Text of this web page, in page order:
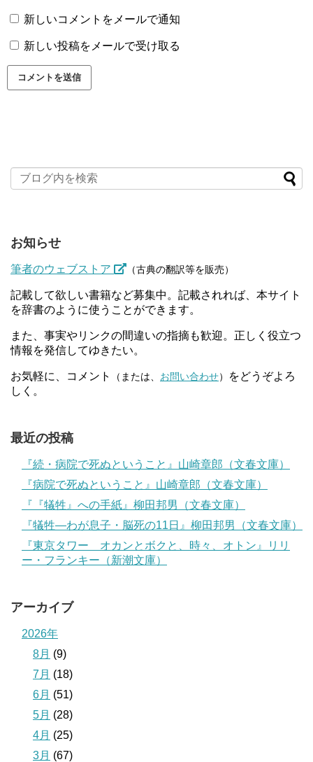
新しいコメントをメールで通知
新しい投稿をメールで受け取る
お知らせ
筆者のウェブストア （古典の翻訳等を販売）
記載して欲しい書籍など募集中。記載されれば、本サイト
を辞書のように使うことができます。
また、事実やリンクの間違いの指摘も歓迎。正しく役立つ
情報を発信してゆきたい。
お気軽に、コメント （または、 お問い合わせ）
をどうぞよろ
しく。
最近の投稿
『続・病院で死ぬということ』山崎章郎（文春文庫）
『病院で死ぬということ』山崎章郎（文春文庫）
『『犠牲』への手紙』柳田邦男（文春文庫）
『犠牲―わが息子・脳死の11日』柳田邦男（文春文庫）
『東京タワー オカンとボクと、時々、オトン』リリ
ー・フランキー（新潮文庫）
アーカイブ
2026年
8月 (9)
7月 (18)
6月 (51)
5月 (28)
4月 (25)
3月 (67)